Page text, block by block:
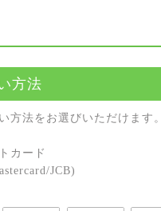
方法
⽅法をお選びいただけます。
カード
JCB)